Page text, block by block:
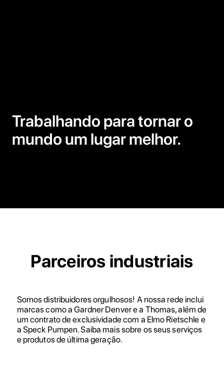
Trabalhando para tornar o
mundo um lugar melhor.
Parceiros industriais
Somos distribuidores orgulhosos! A nossa rede inclui
marcas como a Gardner Denver e a Thomas, além de
um contrato de exclusividade com a Elmo Rietschle e
a Speck Pumpen. Saiba mais sobre os seus serviços
e produtos de última geração.